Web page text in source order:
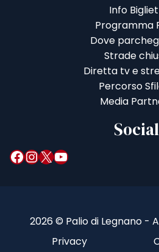
Info
Programma
Dove
Strade
Diretta tv e
Percorso
Media
Social
Facebook InstagramX YouTube
2026 © Palio di Legnano -
Privacy